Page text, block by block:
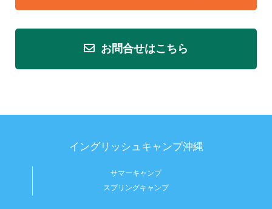
お問合せはこちら
イングリッシュキャンプ沖縄
サマーキャンプ
スプリングキャンプ